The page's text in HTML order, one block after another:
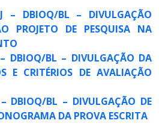
– DBIOQ/BL – DIVULGAÇÃO
PROJETO DE PESQUISA NA
DBIOQ/BL – DIVULGAÇÃO DA
E CRITÉRIOS DE AVALIAÇÃO
DBIOQ/BL – DIVULGAÇÃO DE
DA PROVA ESCRITA